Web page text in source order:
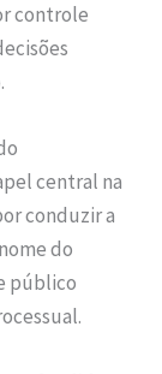
controle
central na
conduzir a
do
público